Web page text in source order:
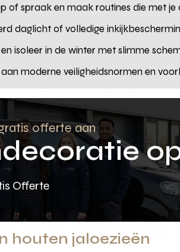
of spraak en maak routines die met
daglicht of volledige
isoleer in de winter met slimme
moderne veiligheidsnormen en
offerte aan
Offerte
houten jaloezieën